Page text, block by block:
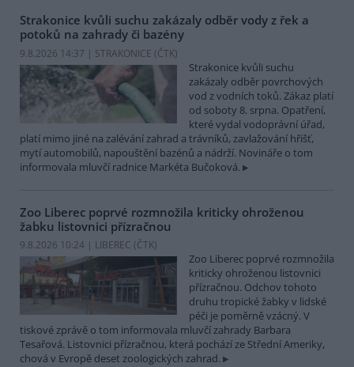
Strakonice kvůli suchu zakázaly odběr vody z řek a
potoků na zahrady či bazény
9.8.2026 14:37 | STRAKONICE (ČTK)
Strakonice kvůli suchu
zakázaly odběr povrchových
vod z vodních toků. Zákaz platí
od soboty 8. srpna. Opatření,
které vydal vodoprávní úřad,
platí mimo jiné na zalévání zahrad a trávníků, zavlažování hřišť,
mytí automobilů, napouštění bazénů a nádrží. Novináře o tom
informovala mluvčí radnice Markéta Bučoková.
Zoo Liberec poprvé rozmnožila kriticky ohroženou
žabku listovnici přízračnou
9.8.2026 10:24 | LIBEREC (ČTK)
Zoo Liberec poprvé rozmnožila
kriticky ohroženou listovnici
přízračnou. Odchov tohoto
druhu tropické žabky v lidské
péči je poměrně vzácný. V
tiskové zprávě o tom informovala mluvčí zahrady Barbara
Tesařová. Listovnici přízračnou, která pochází ze Střední Ameriky,
chová v Evropě deset zoologických zahrad.